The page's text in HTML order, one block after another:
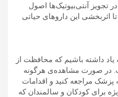
تجویز آنتی‌بیوتیک‌ها اصول
اثربخشی این داروهای حیاتی
یاد داشته باشیم که محافظت از
در صورت مشاهده‌ی هرگونه
مراجعه کنید و اقدامات
برای کودکان و سالمندان که